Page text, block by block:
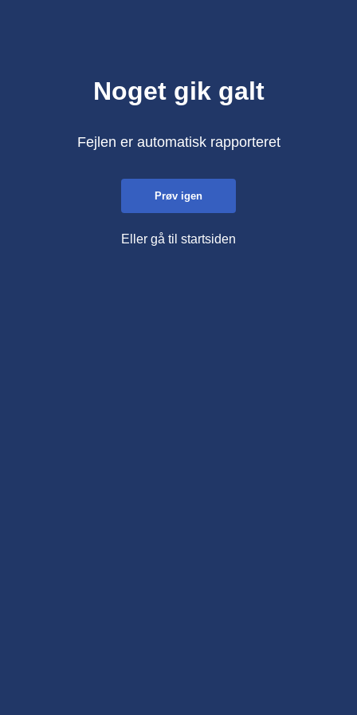
Noget gik galt
Fejlen er automatisk rapporteret
Prøv igen
Eller gå til startsiden